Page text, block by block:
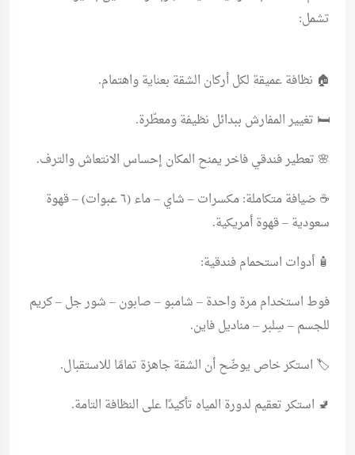
تشمل:
🏠 نظافة عميقة لكل أركان الشقة بعناية واهتمام.
🛏️ تغيير المفارش ببدائل نظيفة ومعطّرة.
🌸 تعطير فندقي فاخر يمنح المكان إحساس الانتعاش والترف.
☕ ضيافة متكاملة: مكسرات – شاي – ماء (٦ عبوات) – قهوة
سعودية – قهوة أمريكية.
🧴 أدوات استحمام فندقية:
فوط استخدام مرة واحدة – شامبو – صابون – شور جل – كريم
للجسم – سِلبر – مناديل فاين.
🏷️ استكر خاص يوضّح أن الشقة جاهزة تمامًا للاستقبال.
🚽 استكر تعقيم لدورة المياه تأكيدًا على النظافة التامة.